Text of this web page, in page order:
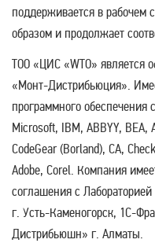
поддерживается в
образом и продолжает
ТОО «ЦИС «WTO»
«Монт-Дистрибьюция».
программного
Microsoft, IBM, ABBYY, BEA,
CodeGear (Borland), CA,
Adobe, Corel. Компания
соглашения с
г. Усть-Каменогорск, 1С-
Дистрибьюшн» г. Алматы.